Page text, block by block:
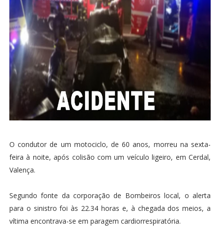
O condutor de um motociclo, de 60 anos, morreu na sexta-
feira à noite, após colisão com um veículo ligeiro, em Cerdal,
Valença.
Segundo fonte da corporação de Bombeiros local, o alerta
para o sinistro foi às 22.34 horas e, à chegada dos meios, a
vítima encontrava-se em paragem cardiorrespiratória.